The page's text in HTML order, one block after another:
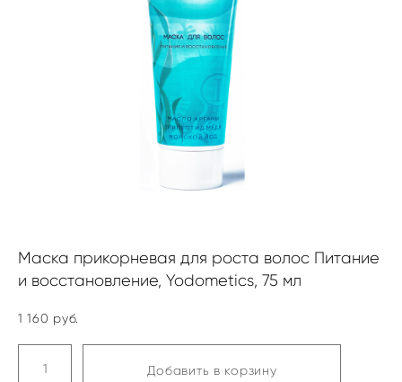
Маска прикорневая для роста волос Питание
и восстановление, Yodometics, 75 мл
1 160 pуб.
Добавить в корзину